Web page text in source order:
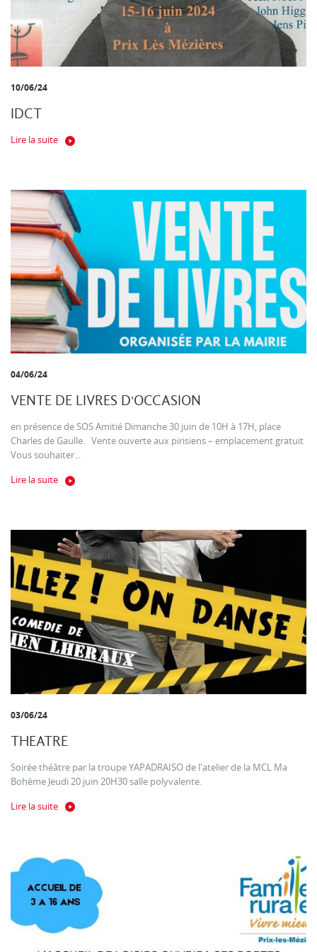
10/06/24
IDCT
Lire la suite
04/06/24
VENTE DE LIVRES D'OCCASION
en présence de SOS Amitié Dimanche 30 juin de 10H à 17H, place
Charles de Gaulle. Vente ouverte aux pirisiens – emplacement gratuit
Vous souhaiter...
Lire la suite
03/06/24
THEATRE
Soirée théâtre par la troupe YAPADRAISO de l'atelier de la MCL Ma
Bohème Jeudi 20 juin 20H30 salle polyvalente.
Lire la suite